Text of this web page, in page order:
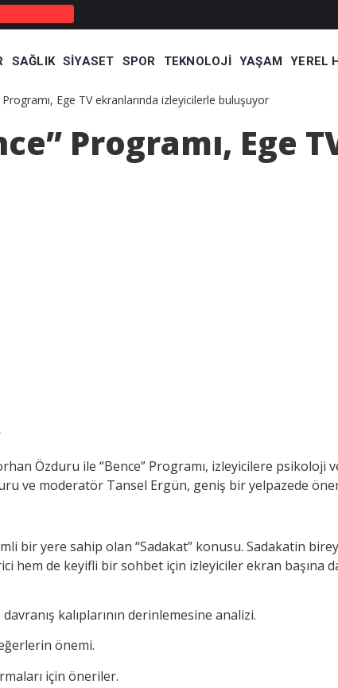
SAĞLIK SIYASET SPOR TEKNOLOJI YAŞAM YEREL
Ege TV ekranlarında izleyicilerle buluşuyor
Programı, Ege
Özduru ile “Bence” Programı, izleyicilere
ve moderatör Tansel Ergün, geniş bir yelpazede
bir yere sahip olan “Sadakat” konusu. Sadakatin
hem de keyifli bir sohbet için izleyiciler ekran başına
kalıplarının derinlemesine analizi.
önemi.
için öneriler.